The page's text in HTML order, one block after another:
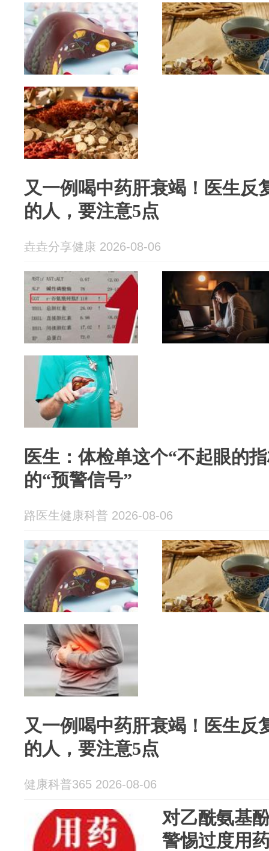
又一例喝中药肝衰竭！医生反
的人，要注意5点
垚垚分享健康 2026-08-06
医生：体检单这个“不起眼的
的“预警信号”
路医生健康科普 2026-08-06
又一例喝中药肝衰竭！医生反
的人，要注意5点
健康科普365 2026-08-06
对乙酰氨基
警惕过度用